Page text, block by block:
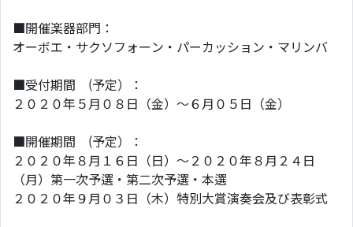
■開催楽器部門：
オーボエ・サクソフォーン・パーカッション・マリンバ
■受付期間 (予定）：
２０２０年５月０８日（金）～６月０５日（金）
■開催期間 (予定）：
２０２０年８月１６日（日）～２０２０年８月２４日
（月）第一次予選・第二次予選・本選
２０２０年９月０３日（木）特別大賞演奏会及び表彰式